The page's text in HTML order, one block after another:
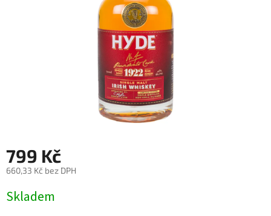
799 Kč
660,33 Kč bez DPH
cena:
Skladem